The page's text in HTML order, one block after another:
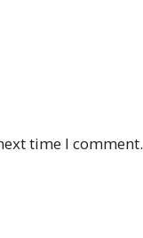
time I comment.